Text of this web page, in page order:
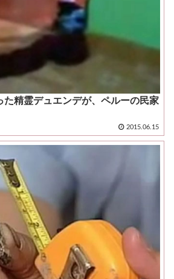
た精霊デュエンデが、ペルーの民家
2015.06.15